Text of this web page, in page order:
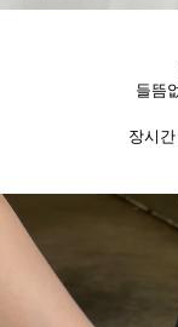
들뜸
장시